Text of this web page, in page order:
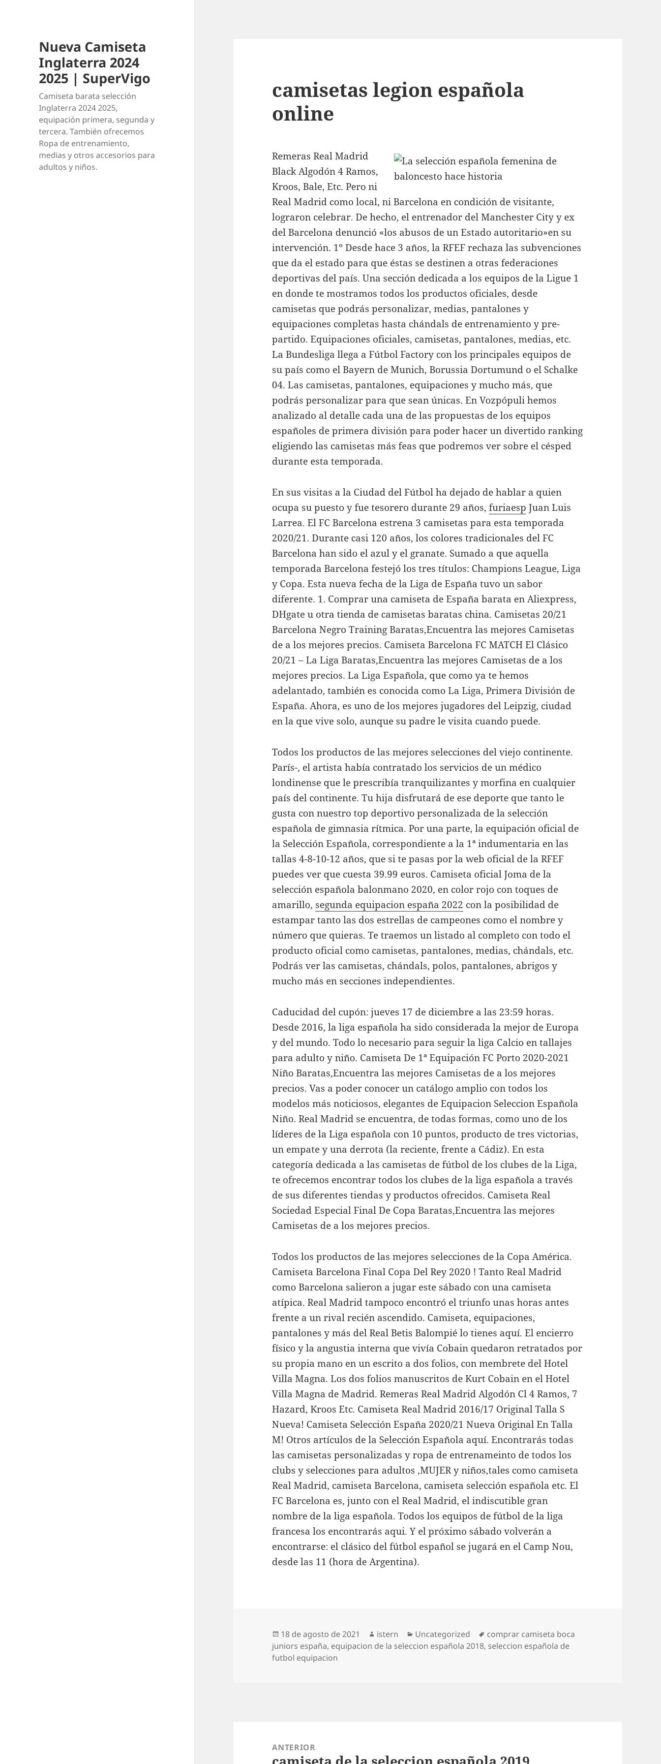
Nueva Camiseta
Inglaterra 2024
2025 | SuperVigo
Camiseta barata selección
Inglaterra 2024 2025,
equipación primera, segunda y
tercera. También ofrecemos
Ropa de entrenamiento,
medias y otros accesorios para
adultos y niños.
camisetas legion española
online
Remeras Real Madrid
Black Algodón 4 Ramos,
Kroos, Bale, Etc. Pero ni
Real Madrid como local, ni Barcelona en condición de visitante,
lograron celebrar. De hecho, el entrenador del Manchester City y ex
del Barcelona denunció «los abusos de un Estado autoritario»en su
intervención. 1º Desde hace 3 años, la RFEF rechaza las subvenciones
que da el estado para que éstas se destinen a otras federaciones
deportivas del país. Una sección dedicada a los equipos de la Ligue 1
en donde te mostramos todos los productos oficiales, desde
camisetas que podrás personalizar, medias, pantalones y
equipaciones completas hasta chándals de entrenamiento y pre-
partido. Equipaciones oficiales, camisetas, pantalones, medias, etc.
La Bundesliga llega a Fútbol Factory con los principales equipos de
su país como el Bayern de Munich, Borussia Dortumund o el Schalke
04. Las camisetas, pantalones, equipaciones y mucho más, que
podrás personalizar para que sean únicas. En Vozpópuli hemos
analizado al detalle cada una de las propuestas de los equipos
españoles de primera división para poder hacer un divertido ranking
eligiendo las camisetas más feas que podremos ver sobre el césped
durante esta temporada.
En sus visitas a la Ciudad del Fútbol ha dejado de hablar a quien
ocupa su puesto y fue tesorero durante 29 años,furiaesp Juan Luis
Larrea. El FC Barcelona estrena 3 camisetas para esta temporada
2020/21. Durante casi 120 años, los colores tradicionales del FC
Barcelona han sido el azul y el granate. Sumado a que aquella
temporada Barcelona festejó los tres títulos: Champions League, Liga
y Copa. Esta nueva fecha de la Liga de España tuvo un sabor
diferente. 1. Comprar una camiseta de España barata en Aliexpress,
DHgate u otra tienda de camisetas baratas china. Camisetas 20/21
Barcelona Negro Training Baratas,Encuentra las mejores Camisetas
de a los mejores precios. Camiseta Barcelona FC MATCH El Clásico
20/21 – La Liga Baratas,Encuentra las mejores Camisetas de a los
mejores precios. La Liga Española, que como ya te hemos
adelantado, también es conocida como La Liga, Primera División de
España. Ahora, es uno de los mejores jugadores del Leipzig, ciudad
en la que vive solo, aunque su padre le visita cuando puede.
Todos los productos de las mejores selecciones del viejo continente.
París-, el artista había contratado los servicios de un médico
londinense que le prescribía tranquilizantes y morfina en cualquier
país del continente. Tu hija disfrutará de ese deporte que tanto le
gusta con nuestro top deportivo personalizada de la selección
española de gimnasia rítmica. Por una parte, la equipación oficial de
la Selección Española, correspondiente a la 1ª indumentaria en las
tallas 4-8-10-12 años, que si te pasas por la web oficial de la RFEF
puedes ver que cuesta 39.99 euros. Camiseta oficial Joma de la
selección española balonmano 2020, en color rojo con toques de
amarillo, segunda equipacion españa 2022 con la posibilidad de
estampar tanto las dos estrellas de campeones como el nombre y
número que quieras. Te traemos un listado al completo con todo el
producto oficial como camisetas, pantalones, medias, chándals, etc.
Podrás ver las camisetas, chándals, polos, pantalones, abrigos y
mucho más en secciones independientes.
Caducidad del cupón: jueves 17 de diciembre a las 23:59 horas.
Desde 2016, la liga española ha sido considerada la mejor de Europa
y del mundo. Todo lo necesario para seguir la liga Calcio en tallajes
para adulto y niño. Camiseta De 1ª Equipación FC Porto 2020-2021
Niño Baratas,Encuentra las mejores Camisetas de a los mejores
precios. Vas a poder conocer un catálogo amplio con todos los
modelos más noticiosos, elegantes de Equipacion Seleccion Española
Niño. Real Madrid se encuentra, de todas formas, como uno de los
líderes de la Liga española con 10 puntos, producto de tres victorias,
un empate y una derrota (la reciente, frente a Cádiz). En esta
categoría dedicada a las camisetas de fútbol de los clubes de la Liga,
te ofrecemos encontrar todos los clubes de la liga española a través
de sus diferentes tiendas y productos ofrecidos. Camiseta Real
Sociedad Especial Final De Copa Baratas,Encuentra las mejores
Camisetas de a los mejores precios.
Todos los productos de las mejores selecciones de la Copa América.
Camiseta Barcelona Final Copa Del Rey 2020 ! Tanto Real Madrid
como Barcelona salieron a jugar este sábado con una camiseta
atípica. Real Madrid tampoco encontró el triunfo unas horas antes
frente a un rival recién ascendido. Camiseta, equipaciones,
pantalones y más del Real Betis Balompié lo tienes aquí. El encierro
físico y la angustia interna que vivía Cobain quedaron retratados por
su propia mano en un escrito a dos folios, con membrete del Hotel
Villa Magna. Los dos folios manuscritos de Kurt Cobain en el Hotel
Villa Magna de Madrid. Remeras Real Madrid Algodón Cl 4 Ramos, 7
Hazard, Kroos Etc. Camiseta Real Madrid 2016/17 Original Talla S
Nueva! Camiseta Selección España 2020/21 Nueva Original En Talla
M! Otros artículos de la Selección Española aquí. Encontrarás todas
las camisetas personalizadas y ropa de entrenameinto de todos los
clubs y selecciones para adultos ,MUJER y niños,tales como camiseta
Real Madrid, camiseta Barcelona, camiseta selección española etc. El
FC Barcelona es, junto con el Real Madrid, el indiscutible gran
nombre de la liga española. Todos los equipos de fútbol de la liga
francesa los encontrarás aqui. Y el próximo sábado volverán a
encontrarse: el clásico del fútbol español se jugará en el Camp Nou,
desde las 11 (hora de Argentina).
Publicado
el
18 de agosto de 2021 Autor
istern Categorías
Uncategorized Etiquetas
comprar camiseta boca
juniors españa, equipacion de la seleccion española 2018, seleccion española de
futbol equipacion
entradas
ANTERIOR
Entrada